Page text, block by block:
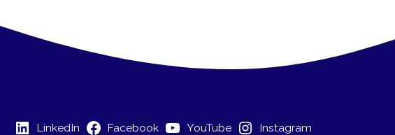
LinkedIn Facebook YouTube Instagram